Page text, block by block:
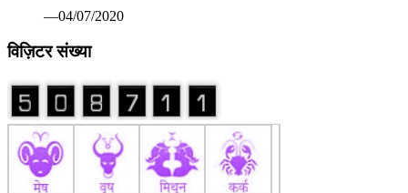
—04/07/2020
विज़िटर संख्या